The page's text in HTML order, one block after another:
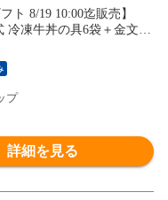
ト 8/19 10:00迄販売】
冷凍牛丼の具6袋＋金文字
）・オリジナルお箸セッ
込み Thanksカード付 ギフ
んぶり 若狭塗 有田焼
プ
詳細を見る